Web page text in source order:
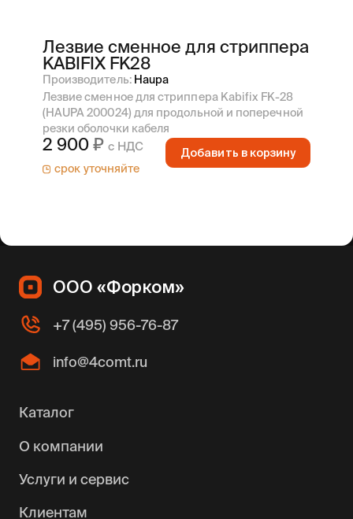
Лезвие сменное для стриппера
KABIFIX FK28
Производитель: Haupa
Лезвие сменное для стриппера Kabifix FK-28
(HAUPA 200024) для продольной и поперечной
резки оболочки кабеля
2 900 с НДС
срок уточняйте
Добавить в корзину
ООО «Форком»
+7 (495) 956-76-87
info@4comt.ru
Каталог
О компании
Услуги и сервис
Клиентам